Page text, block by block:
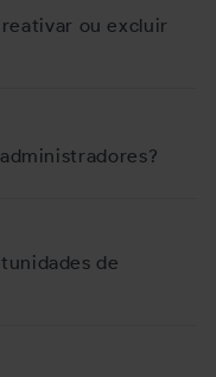
ou excluir
de